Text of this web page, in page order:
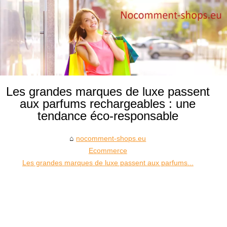
Les grandes marques de luxe passent
aux parfums rechargeables : une
tendance éco-responsable
nocomment-shops.eu
Ecommerce
Les grandes marques de luxe passent aux parfums...